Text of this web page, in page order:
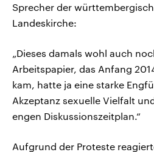
Sprecher der
Landeskirche:
„Dieses damals wohl auch
Arbeitspapier, das Anfang
kam, hatte ja eine starke
Akzeptanz sexuelle Vielfalt
engen Diskussionszeitplan.“
Aufgrund der Proteste